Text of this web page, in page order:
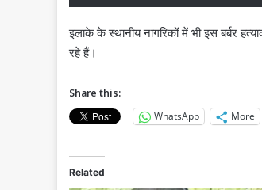
इलाके के स्थानीय नागरिकों में भी इस बर्बर
रहे हैं।
Share this:
WhatsApp
More
Related